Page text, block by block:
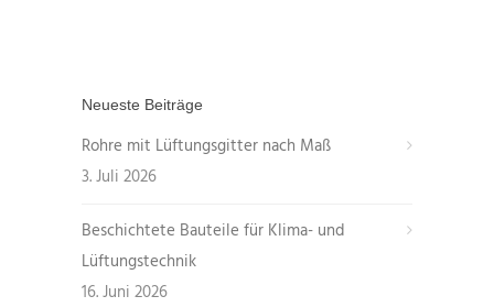
Neueste Beiträge
Rohre mit Lüftungsgitter nach Maß
3. Juli 2026
Beschichtete Bauteile für Klima- und
Lüftungstechnik
16. Juni 2026